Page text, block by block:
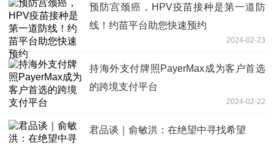
预防宫颈癌，HPV疫苗接种是第一道防
线！约苗平台助您快速预约
2024-02-23
持海外支付牌照PayerMax成为客户首选
的跨境支付平台
2024-02-22
君品谈｜俞敏洪：在绝望中寻找希望